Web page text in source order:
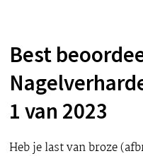
Best
1 van 2023
Heb je last van broze